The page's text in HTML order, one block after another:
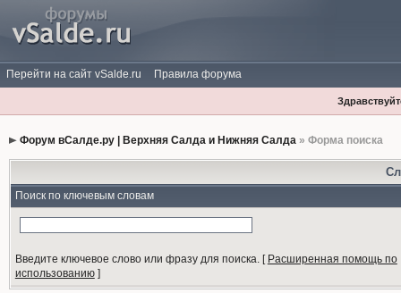
Перейти на сайт vSalde.ru Правила форума
Форум вСалде.ру | Верхняя Салда и Нижняя Салда» Форма поиска
Поиск по ключевым словам
Введите ключевое слово или фразу для поиска.[ Расширенная помощь по
использованию]